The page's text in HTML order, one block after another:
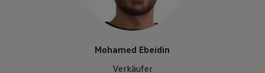
Mohamed Ebeidin
Verkäufer